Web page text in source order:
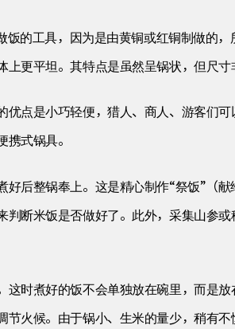
的工具，因为是由黄铜或红铜制做的，
更平坦。其特点是虽然呈锅状，但尺寸
点是小巧轻便，猎人、商人、游客们可
式锅具。
后整锅奉上。这是精心制作“祭饭”（
断米饭是否做好了。此外，采集山参或
时煮好的饭不会单独放在碗里，而是
火候。由于锅小、生米的量少，稍有